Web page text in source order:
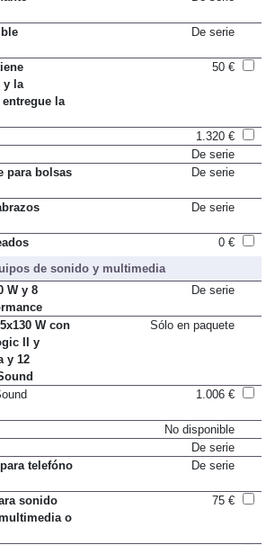
De serie
y la
la
50 €
1.320 €
De serie
para bolsas
De serie
De serie
0 €
de sonido y multimedia
W y 8
De serie
W con
II y
y 12
Sólo en paquete
1.006 €
No disponible
De serie
telefóno
De serie
sonido
o
75 €